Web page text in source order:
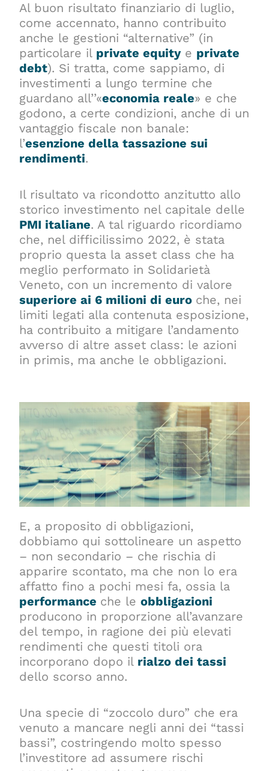
Al buon risultato finanziario di luglio,
come accennato, hanno contribuito
anche le gestioni “alternative” (in
particolare il private equitye private
debt). Si tratta, come sappiamo, di
investimenti a lungo termine che
guardano all’’«economia reale» e che
godono, a certe condizioni, anche di un
vantaggio fiscale non banale:
l’esenzione della tassazione sui
rendimenti.
Il risultato va ricondotto anzitutto allo
storico investimento nel capitale delle
PMI italiane. A tal riguardo ricordiamo
che, nel difficilissimo 2022, è stata
proprio questa la asset class che ha
meglio performato in Solidarietà
Veneto, con un incremento di valore
superiore ai 6 milioni di euro che, nei
limiti legati alla contenuta esposizione,
ha contribuito a mitigare l’andamento
avverso di altre asset class: le azioni
in primis, ma anche le obbligazioni.
E, a proposito di obbligazioni,
dobbiamo qui sottolineare un aspetto
– non secondario – che rischia di
apparire scontato, ma che non lo era
affatto fino a pochi mesi fa, ossia la
performance che leobbligazioni
producono in proporzione all’avanzare
del tempo, in ragione dei più elevati
rendimenti che questi titoli ora
incorporano dopo il rialzo dei tassi
dello scorso anno.
Una specie di “zoccolo duro” che era
venuto a mancare negli anni dei “tassi
bassi”, costringendo molto spesso
l’investitore ad assumere rischi